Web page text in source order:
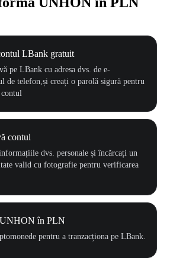
LBank gratuit
pe LBank cu adresa dvs. de e-
de telefon,și creați o parolă sigură pentru
contul
dvs. personale și încărcați un
valid cu fotografie pentru verificarea
în PLN
pentru a tranzacționa pe LBank.